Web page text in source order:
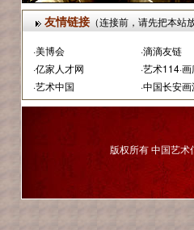
友情链接（连接前，请先把本站
·美博会 ·滴滴友链
·亿家人才网 ·艺术114·
·艺术中国 ·中国长安画
版权所有 中国艺